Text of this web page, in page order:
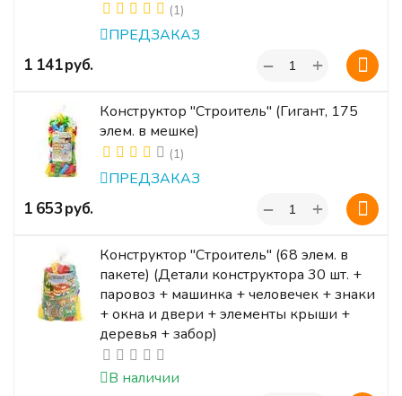
(1)
ПРЕДЗАКАЗ
‍1 141‍руб. +
−
Конструктор "Строитель" (Гигант, 175
элем. в мешке)
(1)
ПРЕДЗАКАЗ
‍1 653‍руб. +
−
Конструктор "Строитель" (68 элем. в
пакете) (Детали конструктора 30 шт. +
паровоз + машинка + человечек + знаки
+ окна и двери + элементы крыши +
деревья + забор)
В наличии